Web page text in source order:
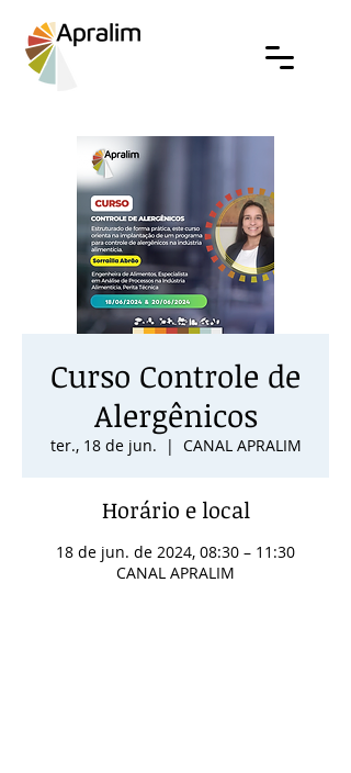
Curso Controle de
Alergênicos
ter., 18 de jun.
  |
CANAL APRALIM
Horário e local
18 de jun. de 2024, 08:30 – 11:30
CANAL APRALIM